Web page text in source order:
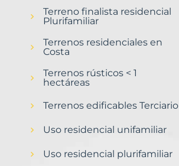
Terreno finalista residencial
Plurifamiliar
Terrenos residenciales en
Costa
Terrenos rústicos < 1
hectáreas
Terrenos edificables Terciario
Uso residencial unifamiliar
Uso residencial plurifamiliar